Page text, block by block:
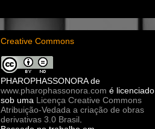
Creative Commons
PHAROPHASSONORAde
www.pharophassonora.com é licenciado
sob uma Licença Creative Commons
Atribuição-Vedada a criação de obras
derivativas 3.0 Brasil